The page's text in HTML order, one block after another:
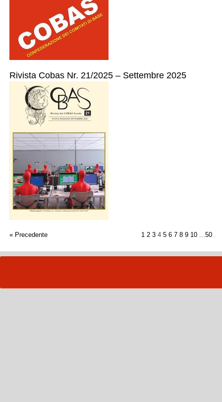
Rivista Cobas Nr. 21/2025 – Settembre 2025
« Precedente 1 2 3 4 5 6 7 8 9 10 ...50